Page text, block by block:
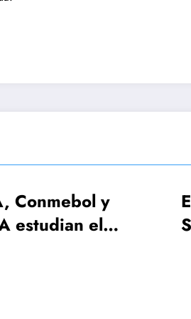
El plan de Lionel
Scaloni para el